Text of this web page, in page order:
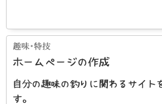
ホームページの作成
自分の趣味の釣りに関わるサイト
す。